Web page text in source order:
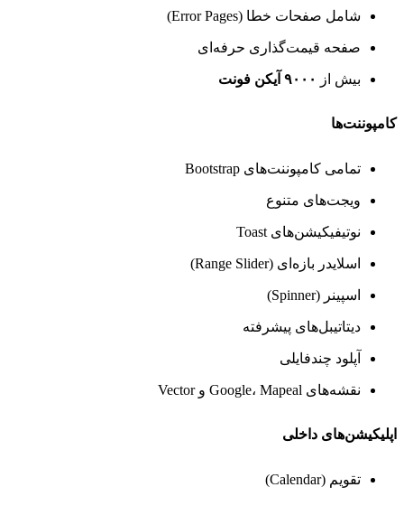
شامل صفحات خطا (Error Pages)
صفحه قیمت‌گذاری حرفه‌ای
بیش از ۹۰۰۰ آیکن فونت
کامپوننت‌ها
تمامی کامپوننت‌های Bootstrap
ویجت‌های متنوع
نوتیفیکیشن‌های Toast
اسلایدر بازه‌ای (Range Slider)
اسپینر (Spinner)
دیتاتیبل‌های پیشرفته
آپلود چندفایلی
نقشه‌های Google، Mapeal و Vector
اپلیکیشن‌های داخلی
تقویم (Calendar)